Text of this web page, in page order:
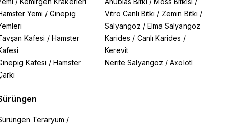
Yemi / Ginepig
Kafesi / Hamster
Kafesi / Hamster
Teraryum /
Vitro Canlı Bitki / Zemin Bitki /
Salyangoz /Elma Salyangoz
Karides /Canlı Karides /
Kerevit
Nerite Salyangoz /Axolotl